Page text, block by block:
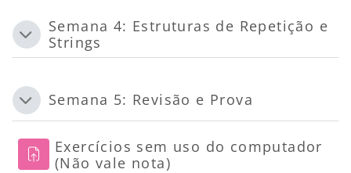
Contrair
Semana 4: Estruturas de Repetição e
Strings
ContrairSemana 5: Revisão e Prova
Exercícios sem uso do computador
(Não vale nota)